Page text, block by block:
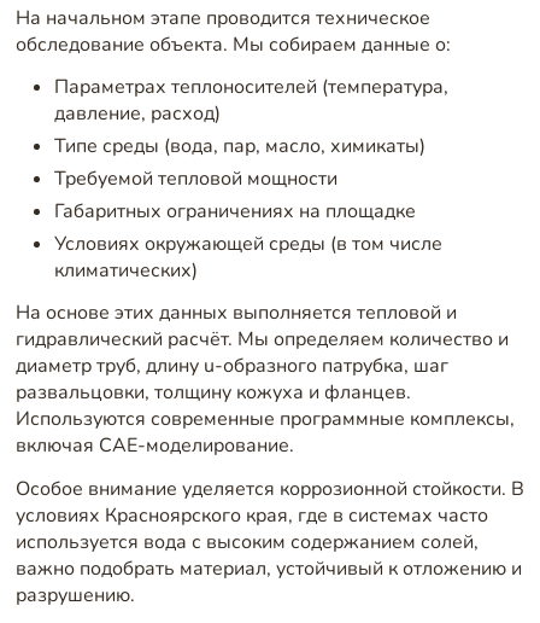
На начальном этапе проводится техническое
обследование объекта. Мы собираем данные о:
Параметрах теплоносителей (температура,
давление, расход)
Типе среды (вода, пар, масло, химикаты)
Требуемой тепловой мощности
Габаритных ограничениях на площадке
Условиях окружающей среды (в том числе
климатических)
На основе этих данных выполняется тепловой и
гидравлический расчёт. Мы определяем количество и
диаметр труб, длину u-образного патрубка, шаг
развальцовки, толщину кожуха и фланцев.
Используются современные программные комплексы,
включая CAE-моделирование.
Особое внимание уделяется коррозионной стойкости. В
условиях Красноярского края, где в системах часто
используется вода с высоким содержанием солей,
важно подобрать материал, устойчивый к отложению и
разрушению.